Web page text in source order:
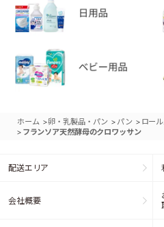
ホーム >卵・乳製品・パン > パン > ロー
> フランソア天然酵母のクロワッサン
配送エリア
会社概要